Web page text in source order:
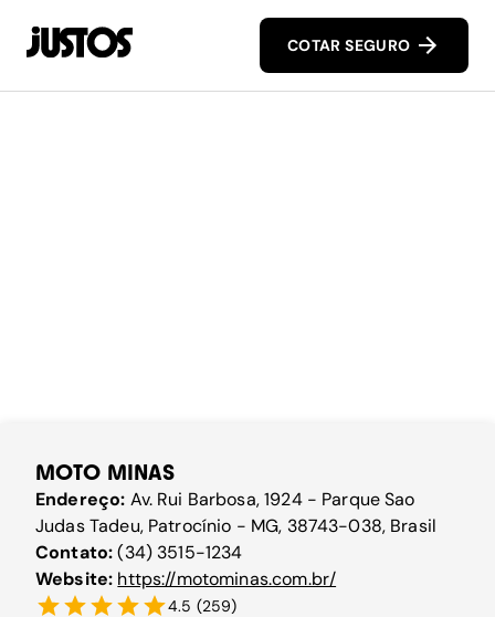
COTAR SEGURO
MOTO MINAS
Endereço: Av. Rui Barbosa, 1924 - Parque Sao
Judas Tadeu, Patrocínio - MG, 38743-038, Brasil
Contato:(34) 3515-1234
Website: https://motominas.com.br/
4.5 (259)